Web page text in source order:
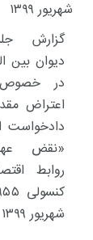
گزارش
دیوان بین
در
اعتراض
دادخواست
«نقض
روابط
شهریور ۱۳۹۹